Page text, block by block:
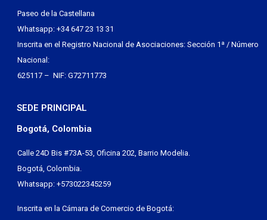
Paseo de la Castellana
Whatsapp: +34 647 23 13 31
Inscrita en el Registro Nacional de Asociaciones: Sección 1ª / Número
Nacional:
625117 – NIF: G72711773
SEDE PRINCIPAL
Bogotá, Colombia
Calle 24D Bis #73A-53, Oficina 202, Barrio Modelia.
Bogotá, Colombia.
Whatsapp: +573022345259
Inscrita en la Cámara de Comercio de Bogotá: